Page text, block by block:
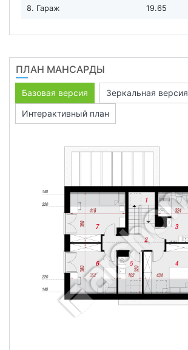
8. Гараж 19.65
ПЛАН МАНСАРДЫ
Базовая версия
Зеркальная версия
Интерактивный план